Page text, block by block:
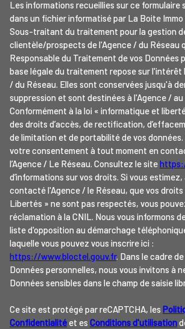
Les informations recueillies sur ce formulaire
dans un fichier informatisé par La Boite
Sous-traitant du traitement pour la gestion
clientèle/prospects de l'Agence / du Réseau
Responsable du Traitement de vos Données
base légale du traitement repose sur l'intérêt
/ du Réseau. Elles sont conservées jusqu'à
suppression et sont destinées à l'Agence / au
Conformément à la loi « informatique et
des droits d’accès, de rectification,
de limitation et de portabilité de vos
votre consentement à tout moment en
l’Agence / Le Réseau. Consultez le site
d’informations sur vos droits. Si vous
contacté l'Agence / le Réseau, que vos
Libertés » ne sont pas respectés, vous
réclamation à la CNIL. Nous vous informons
liste d'opposition au démarchage
laquelle vous pouvez vous inscrire ici :
https://www.bloctel.gouv.fr. Dans le cadre
Données personnelles, nous vous invitons à
Données sensibles dans le champ de saisie
Ce site est protégé par reCAPTCHA, les
Confidentialité et es Conditions d'utilisation